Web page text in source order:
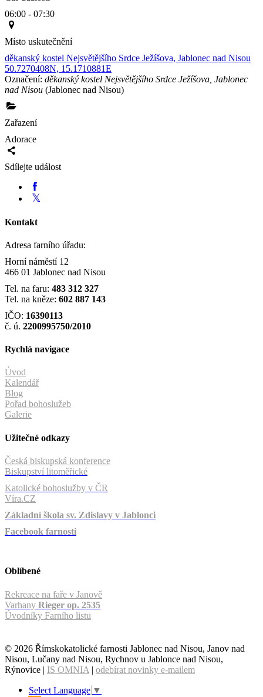
06:00 - 07:30
Místo uskutečnění
děkanský kostel Nejsvětějšího Srdce Ježíšova, Jablonec nad Nisou
50.7270408N, 15.1710881E
Označení: děkanský kostel Nejsvětějšího Srdce Ježíšova, Jablonec
nad Nisou (Jablonec nad Nisou)
Zařazení
Adorace
Sdílejte událost
Kontakt
Adresa farního úřadu:
Horní náměstí 12
466 01 Jablonec nad Nisou
Tel. na faru: 483 312 327
Tel. na kněze: 602 887 143
IČO: 16390113
č. ú. 2200995750/2010
Rychlá navigace
Úvod
Kalendář
Blog
Pořad bohoslužeb
Galerie
Užitečné odkazy
Česká biskupská konference
Biskupství litoměřické
Katolické bohoslužby v ČR
Víra.CZ
Základní škola sv. Zdislavy v Jablonci
Facebook farnosti
Oblíbené
Rekreace na faře v Janově
Varhany Rieger op. 2535
Úvodníky Farního listu
© 2026 Římskokatolické farnosti Jablonec nad Nisou, Janov nad
Nisou, Lučany nad Nisou, Rychnov u Jablonce nad Nisou,
Rýnovice | IS OMNIA | odebírat novinky e-mailem
Select Language ▼